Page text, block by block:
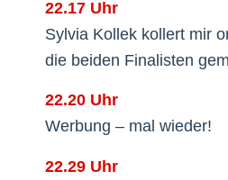
22.17 Uhr
Sylvia Kollek kollert mir
die beiden Finalisten
22.20 Uhr
Werbung – mal wieder!
22.29 Uhr